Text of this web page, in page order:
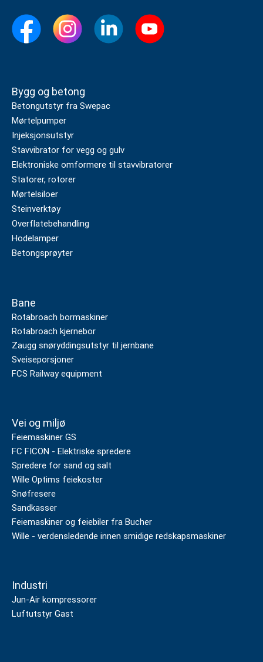
Bygg og betong
Betongutstyr fra Swepac
Mørtelpumper
Injeksjonsutstyr
Stavvibrator for vegg og gulv
Elektroniske omformere til stavvibratorer
Statorer, rotorer
Mørtelsiloer
Steinverktøy
Overflatebehandling
Hodelamper
Betongsprøyter
Bane
Rotabroach bormaskiner
Rotabroach kjernebor
Zaugg snøryddingsutstyr til jernbane
Sveiseporsjoner
FCS Railway equipment
Vei og miljø
Feiemaskiner GS
FC FICON - Elektriske spredere
Spredere for sand og salt
Wille Optims feiekoster
Snøfresere
Sandkasser
Feiemaskiner og feiebiler fra Bucher
Wille - verdensledende innen smidige redskapsmaskiner
Industri
Jun-Air kompressorer
Luftutstyr Gast